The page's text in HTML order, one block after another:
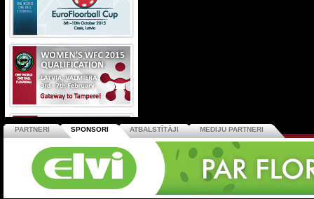
PARTNERI SPONSORI ATBALSTĪTĀJI MEDIJU PARTNERI